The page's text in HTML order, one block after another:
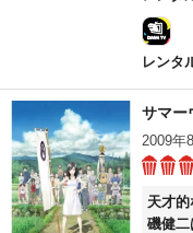
った。
2人。
2件と
して
レンタ
サマー
2009年
天才
磯健二